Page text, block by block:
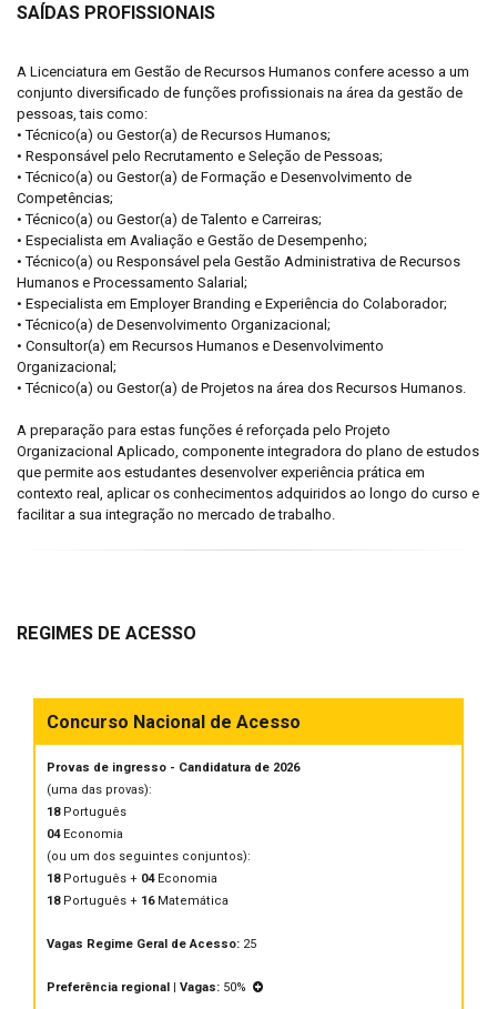
SAÍDAS PROFISSIONAIS
A Licenciatura em Gestão de Recursos Humanos confere acesso a um
conjunto diversificado de funções profissionais na área da gestão de
pessoas, tais como:
• Técnico(a) ou Gestor(a) de Recursos Humanos;
• Responsável pelo Recrutamento e Seleção de Pessoas;
• Técnico(a) ou Gestor(a) de Formação e Desenvolvimento de
Competências;
• Técnico(a) ou Gestor(a) de Talento e Carreiras;
• Especialista em Avaliação e Gestão de Desempenho;
• Técnico(a) ou Responsável pela Gestão Administrativa de Recursos
Humanos e Processamento Salarial;
• Especialista em Employer Branding e Experiência do Colaborador;
• Técnico(a) de Desenvolvimento Organizacional;
• Consultor(a) em Recursos Humanos e Desenvolvimento
Organizacional;
• Técnico(a) ou Gestor(a) de Projetos na área dos Recursos Humanos.
A preparação para estas funções é reforçada pelo Projeto
Organizacional Aplicado, componente integradora do plano de estudos
que permite aos estudantes desenvolver experiência prática em
contexto real, aplicar os conhecimentos adquiridos ao longo do curso e
facilitar a sua integração no mercado de trabalho.
REGIMES DE ACESSO
Concurso Nacional de Acesso
Provas de ingresso - Candidatura de 2026
(uma das provas):
18Português
04Economia
(ou um dos seguintes conjuntos):
18Português + 04Economia
18Português + 16Matemática
Vagas Regime Geral de Acesso: 25
Preferência regional | Vagas: 50%